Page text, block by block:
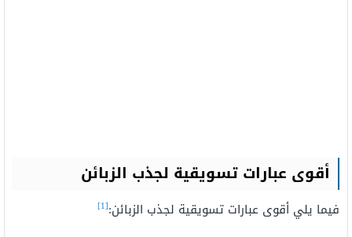
أقوى عبارات تسويقية لجذب الزبائن
فيما يلي أقوى عبارات تسويقية لجذب الزبائن:[1]